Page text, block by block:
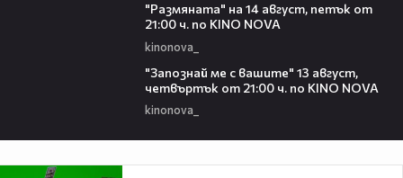
"Размянaта" на 14 август, петък от
21:00 ч. по KINO NOVA
kinonova_
"Запознай ме с вашите" 13 август,
четвъртък от 21:00 ч. по KINO NOVA
kinonova_